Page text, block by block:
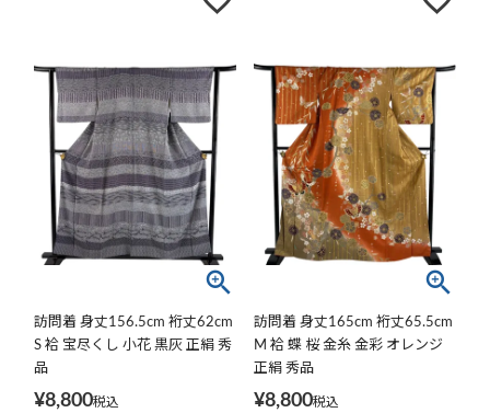
訪問着 身丈156.5cm 裄丈62cm
S 袷 宝尽くし 小花 黒灰 正絹 秀
品
¥8,800税込
訪問着 身丈165cm 裄丈65.5cm
M 袷 蝶 桜 金糸 金彩 オレンジ
正絹 秀品
¥8,800税込